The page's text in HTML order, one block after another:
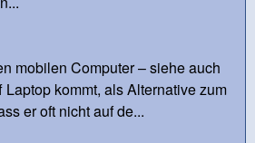
mobilen Computer – siehe auch
kommt, als Alternative zum
er oft nicht auf de...